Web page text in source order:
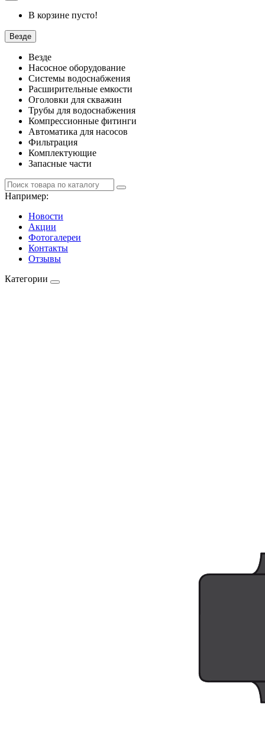
В корзине пусто!
Везде
Везде
Насосное оборудование
Системы водоснабжения
Расширительные емкости
Оголовки для скважин
Трубы для водоснабжения
Компрессионные фитинги
Автоматика для насосов
Фильтрация
Комплектующие
Запасные части
Например:
Новости
Акции
Фотогалереи
Контакты
Отзывы
Категории